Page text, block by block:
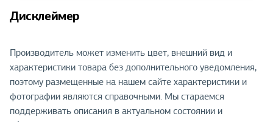
Дисклеймер
Производитель может изменить цвет, внешний вид и
характеристики товара без дополнительного уведомления,
поэтому размещенные на нашем сайте характеристики и
фотографии являются справочными. Мы стараемся
поддерживать описания в актуальном состоянии и